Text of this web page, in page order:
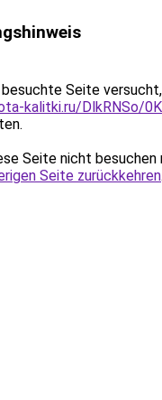
besuchte Seite
kalitki.ru/DlkRNSo/
Seite nicht
Seite zurückkehren.